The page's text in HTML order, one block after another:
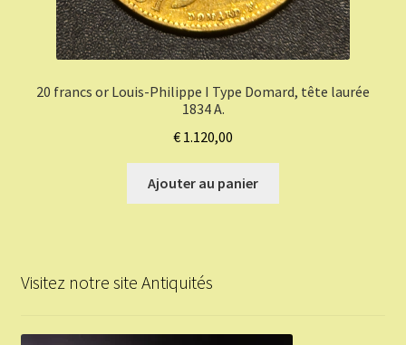
20 francs or Louis-Philippe I Type Domard, tête laurée
1834 A.
€ 1.120,00
Ajouter au panier
Visitez notre site Antiquités